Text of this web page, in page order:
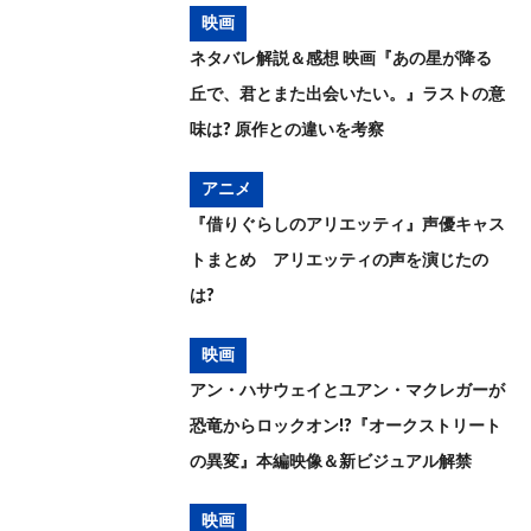
映画
ネタバレ解説＆感想 映画『あの星が降る
丘で、君とまた出会いたい。』ラストの意
味は? 原作との違いを考察
アニメ
『借りぐらしのアリエッティ』声優キャス
トまとめ アリエッティの声を演じたの
は?
映画
アン・ハサウェイとユアン・マクレガーが
恐竜からロックオン!?『オークストリート
の異変』本編映像＆新ビジュアル解禁
映画